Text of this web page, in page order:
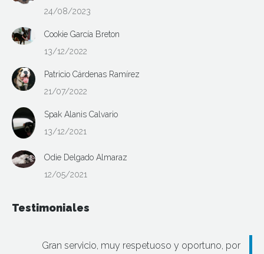
24/08/2023
Cookie García Breton
13/12/2022
Patricio Cárdenas Ramírez
21/07/2022
Spak Alanis Calvario
13/12/2021
Odie Delgado Almaraz
12/05/2021
Testimoniales
Gran servicio, muy respetuoso y oportuno, por